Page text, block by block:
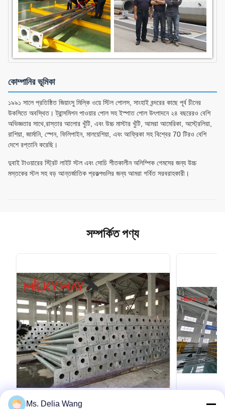
কোম্পানির ভূমিকা
১৯৯১ সালে প্রতিষ্ঠিত জিয়াংসু মিল্কি ওয়ে স্টিল পোলস, সাংহাই বন্দরের কাছে পূর্ব চীনের
উকসিতে অবস্থিত। ট্রান্সমিশন পাওয়ার পোল সহ ইস্পাত পোল উৎপাদনে ২৪ বছরেরও বেশি
অভিজ্ঞতার সাথে,রাস্তার আলোর খুঁটি, এবং উচ্চ মাস্টার খুঁটি, আমরা আমেরিকা, অস্ট্রেলিয়া,
রাশিয়া, জার্মানি, স্পেন, ফিলিপাইন, মালয়েশিয়া, এবং আফ্রিকা সহ বিশ্বের 70 টিরও বেশি
দেশে রপ্তানি করেছি।
দুবাই টাওয়ারের স্ট্রিট লাইট স্টল এবং সোচি শীতকালীন অলিম্পিক গেমসের জন্য উচ্চ
মস্তকের স্টল সহ বড় আন্তর্জাতিক প্রকল্পগুলির জন্য আমরা গর্বিত সরবরাহকারী।
সম্পর্কিত পণ্য
Ms. Delia Wang